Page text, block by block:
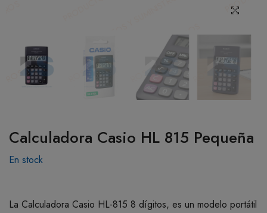
Calculadora Casio HL 815 Pequeña
En stock
La Calculadora Casio HL-815 8 dígitos, es un modelo portátil